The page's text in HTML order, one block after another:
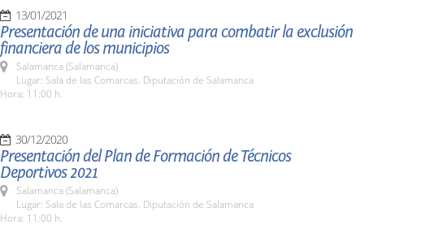
13/01/2021
Presentación de una iniciativa para combatir la exclusión
financiera de los municipios
Salamanca (Salamanca)
Lugar: Sala de las Comarcas. Diputación de Salamanca
Hora: 11:00 h.
30/12/2020
Presentación del Plan de Formación de Técnicos
Deportivos 2021
Salamanca (Salamanca)
Lugar: Sala de las Comarcas. Diputación de Salamanca
Hora: 11:00 h.